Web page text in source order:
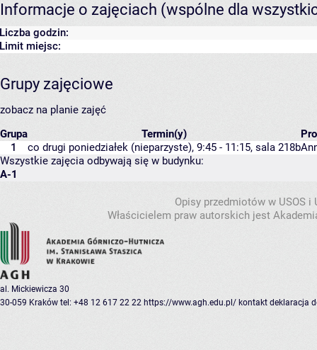
Informacje o zajęciach (wspólne dla
Liczba godzin:
Limit miejsc:
Grupy zajęciowe
zobacz na planie zajęć
Grupa
Termin(y)
1
co drugi poniedziałek (nieparzyste), 9:45 - 11:15, sala 218b
Wszystkie zajęcia odbywają się w budynku:
A-1
Opisy przedmiotów w USOS
Właścicielem praw autorskich jest
al. Mickiewicza 30
30-059 Kraków tel: +48 12 617 22 22 https://www.agh.edu.pl/ kontakt deklaracja